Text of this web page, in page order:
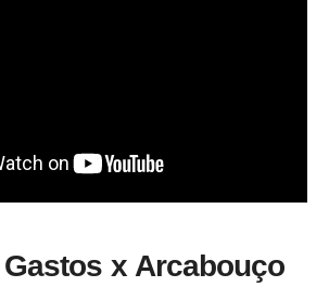
Gastos x Arcabouço